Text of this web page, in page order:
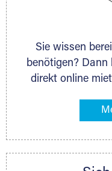
Sie wissen
benötigen? Dann
direkt online
Gegenstände
ermittelt.